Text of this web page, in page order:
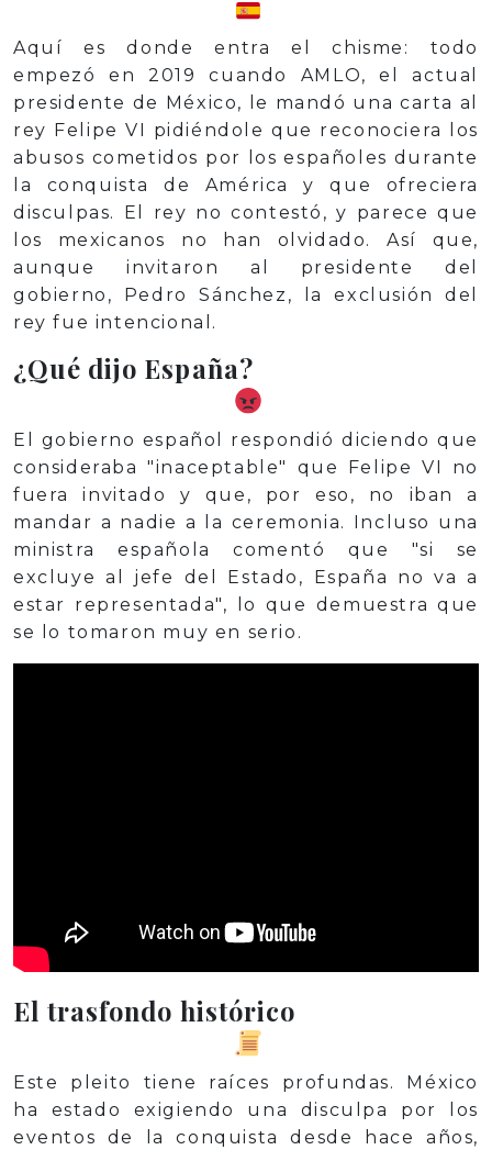
Aquí es donde entra el chisme: todo
empezó en 2019 cuando AMLO, el actual
presidente de México, le mandó una carta al
rey Felipe VI pidiéndole que reconociera los
abusos cometidos por los españoles durante
la conquista de América y que ofreciera
disculpas. El rey no contestó, y parece que
los mexicanos no han olvidado. Así que,
aunque invitaron al presidente del
gobierno, Pedro Sánchez, la exclusión del
rey fue intencional.
¿Qué dijo España?
El gobierno español respondió diciendo que
consideraba "inaceptable" que Felipe VI no
fuera invitado y que, por eso, no iban a
mandar a nadie a la ceremonia. Incluso una
ministra española comentó que "si se
excluye al jefe del Estado, España no va a
estar representada", lo que demuestra que
se lo tomaron muy en serio.
El trasfondo histórico
Este pleito tiene raíces profundas. México
ha estado exigiendo una disculpa por los
eventos de la conquista desde hace años,